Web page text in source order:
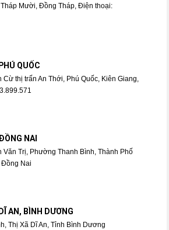
Tháp Mười, Đồng Tháp, Điện thoại:
QUỐC
Cừ thị trấn An Thới, Phú Quốc, Kiên Giang,
NAI
Trị, Phường Thanh Bình, Thành Phố
Đồng Nai
AN, BÌNH DƯƠNG
Thị Xã Dĩ An, Tỉnh Bình Dương